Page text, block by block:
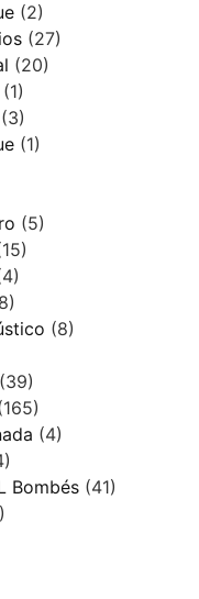
(2)
(27)
(20)
(1)
(3)
(1)
(5)
(8)
(39)
(4)
Bombés (41)